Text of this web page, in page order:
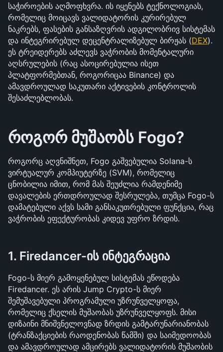
საჭიროების აღმოფხვრა. ის იყენებს ტექნოლოგიას,
რომელიც მოიცავს ვალიდატორის კურირებულ
ნაკრებს, ფასების განსაზღვრის ადგილობრივ სისტემას
და ინტეგრირებულ დეცენტრალიზებულ ბირჟას (DEX).
ეს ტრეიდერებს აძლევს ვაჭრობის მომენტალური
აღსრულების (რაც ასოცირებულია ისეთ
პლატფორმებთან, როგორიცაა Binance) და
ამავდროულად საკუთარი აქტივების კონტროლის
შესაძლებლობას.
როგორ მუშაობს Fogo?
როგორც აღვნიშნეთ, Fogo გაშვებულია Solana-ს
ვირტუალურ კომპიუტერზე (SVM), რომელიც
ცნობილია იმით, რომ მას შეუძლია რამდენიმე
დავალების ერთდროულად შესრულება, თუმცა Fogo-ს
დამატებული აქვს სამი განსაკუთრებული ფუნქცია, რაც
ვაჭრობის ეფექტურობას კიდევ უფრო ზრდის.
1. Firedancer-ის ინტეგრაცია
Fogo-ს მიერ გამოყენებულ სისტემას ეწოდება
Firedancer. ეს არის Jump Crypto-ს მიერ
შემუშავებული პროგრამული უზრუნველყოფა,
რომელიც ქსელის მუშაობას უზრუნველყოფს. მისი
დიზაინი მნიშვნელოვნად ზრდის გამტარუნარიანობას
(ტრანზაქციების რაოდენობას წამში) და საიმედოობას
და ამავდროულად ამცირებს ვალიდატორის მუშაობის